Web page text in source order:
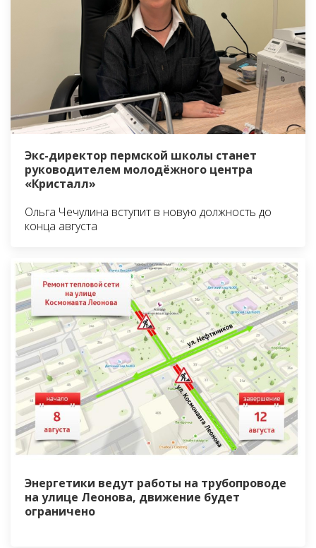
Экс-директор пермской школы станет
руководителем молодёжного центра
«Кристалл»
Ольга Чечулина вступит в новую должность до
конца августа
Энергетики ведут работы на трубопроводе
на улице Леонова, движение будет
ограничено